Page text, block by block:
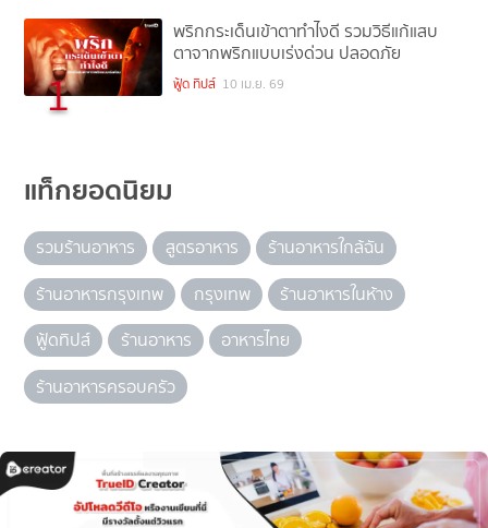
1
พริกกระเด็นเข้าตาทำไงดี รวมวิธีแก้แสบ
ตาจากพริกแบบเร่งด่วน ปลอดภัย
ฟู้ด ทิปส์ 10 เม.ย. 69
แท็กยอดนิยม
รวมร้านอาหาร สูตรอาหาร
ร้านอาหารใกล้ฉัน
ร้านอาหารกรุงเทพ
กรุงเทพ
ร้านอาหารในห้าง
ฟู้ดทิปส์
ร้านอาหาร
อาหารไทย
ร้านอาหารครอบครัว